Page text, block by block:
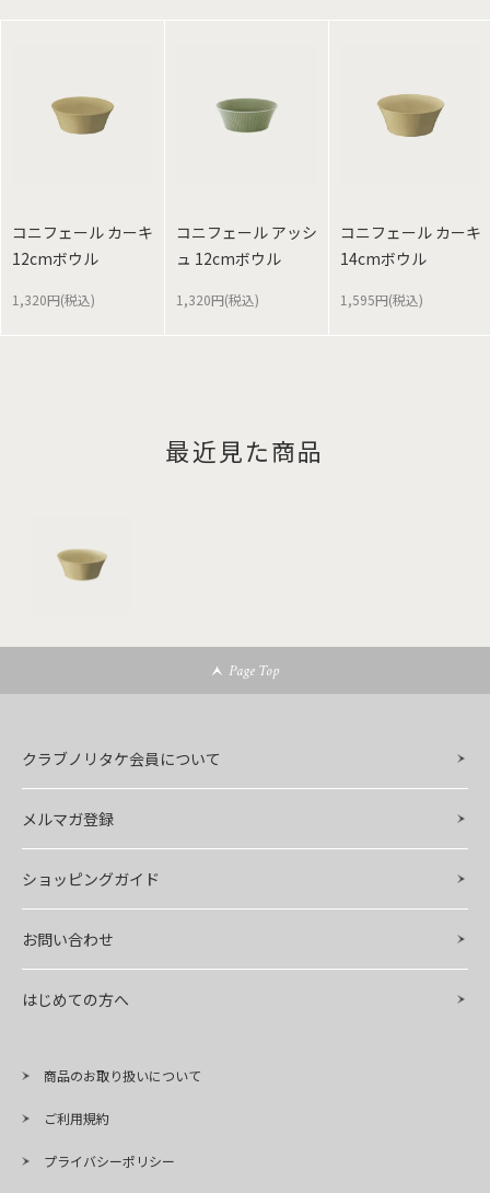
コニフェール カーキ
12cmボウル
1,320円(税込)
コニフェール アッシ
ュ 12cmボウル
1,320円(税込)
コニフェール カーキ
14cmボウル
1,595円(税込)
最近見た商品
Page Top
クラブノリタケ会員について
メルマガ登録
ショッピングガイド
お問い合わせ
はじめての方へ
商品のお取り扱いについて
ご利用規約
プライバシーポリシー